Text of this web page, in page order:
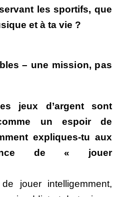
les sportifs, que
et à ta vie ?
– une mission, pas
jeux d’argent sont
un espoir de
expliques-tu aux
de « jouer
jouer intelligemment,